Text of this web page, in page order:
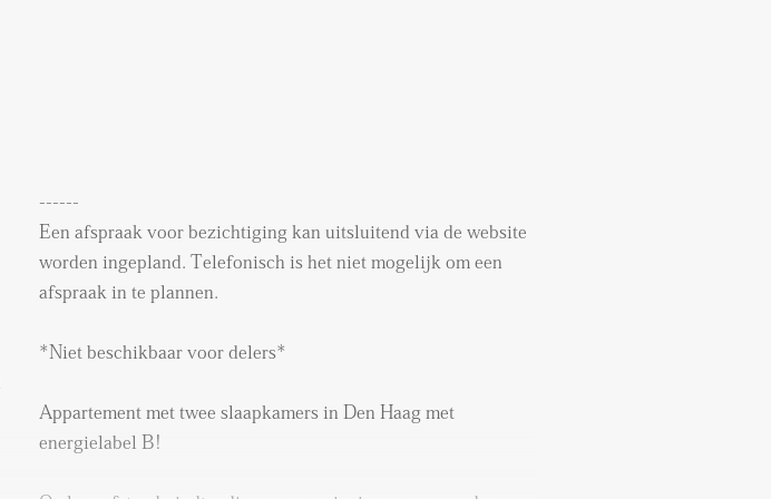
------
Een afspraak voor bezichtiging kan uitsluitend via de website
worden ingepland. Telefonisch is het niet mogelijk om een
afspraak in te plannen.
*Niet beschikbaar voor delers*
Appartement met twee slaapkamers in Den Haag met
energielabel B!